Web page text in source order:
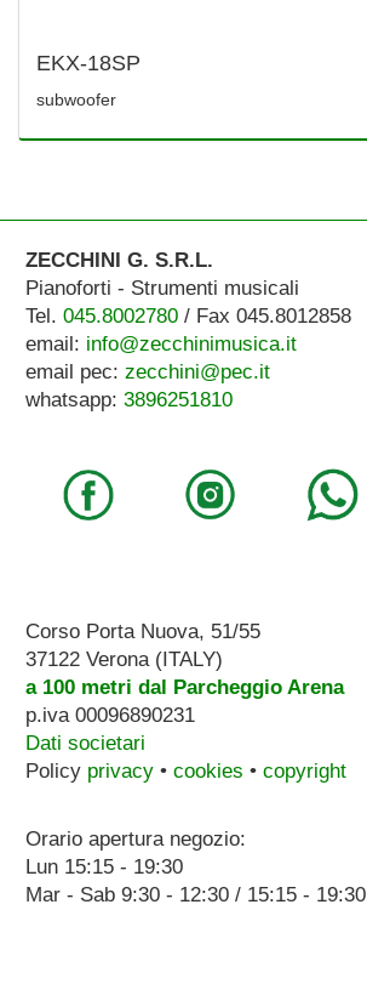
EKX-18SP
subwoofer
ZECCHINI G. S.R.L.
Pianoforti - Strumenti musicali
Tel. 045.8002780/ Fax 045.8012858
email: info@zecchinimusica.it
email pec: zecchini@pec.it
whatsapp: 3896251810
Corso Porta Nuova, 51/55
37122 Verona (ITALY)
a 100 metri dal Parcheggio Arena
p.iva 00096890231
Dati societari
Policy privacy• cookies • copyright
Orario apertura negozio:
Lun 15:15 - 19:30
Mar - Sab 9:30 - 12:30 / 15:15 - 19:30